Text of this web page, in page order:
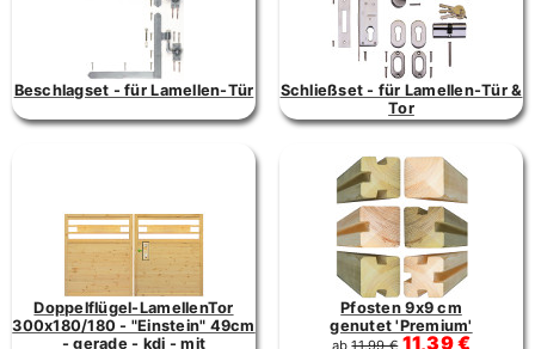
Beschlagset - für Lamellen-Tür
Schließset - für Lamellen-Tür &
Tor
Doppelflügel-LamellenTor
300x180/180 - "Einstein" 49cm
- gerade - kdi - mit
Pfosten 9x9 cm
genutet 'Premium'
ab11,99 € 11,39 €